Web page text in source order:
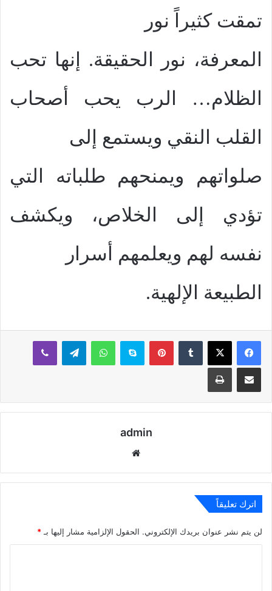
تمقت كثيراً نور
المعرفة، نور الحقيقة. إنها تحب
الظلام… الرب يحب أصحاب
القلب النقي ويستمع إلى
صلواتهم ويمنحهم طلباته التي
تؤدي إلى الخلاص، ويكشف
نفسه لهم ويعلمهم أسرار
الطبيعة الإلهية.
بينتيريستسكايب واتساب تيلقرام ڤايبر
مشاركة عبر البريد طباعة
admin
اترك تعليقاً
لن يتم نشر عنوان بريدك الإلكتروني. الحقول الإلزامية مشار إليها بـ *